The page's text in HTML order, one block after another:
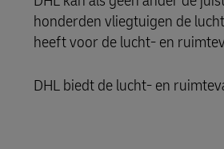
honderden vliegtuigen de
heeft voor de lucht- en
DHL biedt de lucht- en